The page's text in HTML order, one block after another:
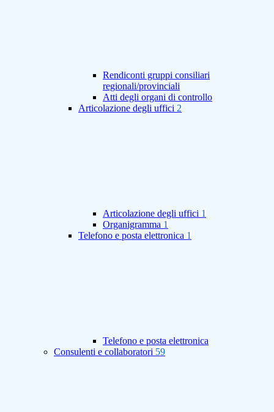
Rendiconti gruppi consiliari
regionali/provinciali
Atti degli organi di controllo
Articolazione degli uffici 2
Articolazione degli uffici 1
Organigramma 1
Telefono e posta elettronica 1
Telefono e posta elettronica
Consulenti e collaboratori 59